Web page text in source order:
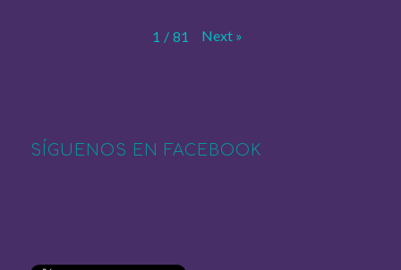
1 / 81 Next »
SÍGUENOS EN FACEBOOK